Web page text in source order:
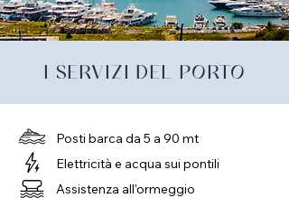
I SERVIZI DEL PORTO
Posti barca da 5 a 90 mt
Elettricità e acqua sui pontili
Assistenza all'ormeggio